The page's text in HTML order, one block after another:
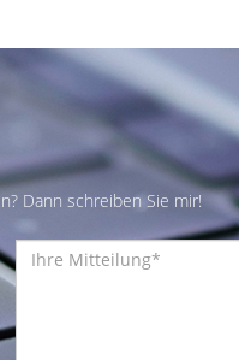
Dann schreiben Sie mir!